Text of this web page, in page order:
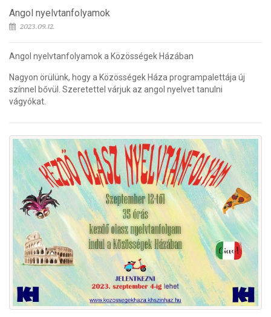
Angol nyelvtanfolyamok
2023.09.12.
Angol nyelvtanfolyamok a Közösségek Házában
Nagyon örülünk, hogy a Közösségek Háza programpalettája új
színnel bővül. Szeretettel várjuk az angol nyelvet tanulni
vágyókat.